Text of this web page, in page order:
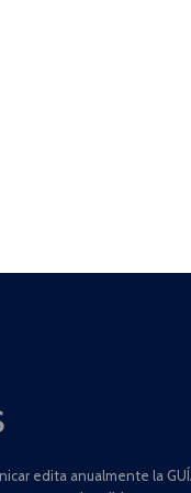
edita anualmente la